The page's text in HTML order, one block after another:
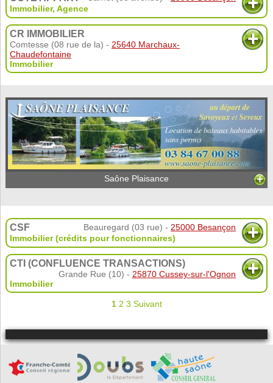
Immobilier, Agence
CR IMMOBILIER
Comtesse (08 rue de la) - 25640 Marchaux-
Chaudefontaine
Immobilier
Saône Plaisance
CSF Beauregard (03 rue) - 25000 Besançon
Immobilier (crédits pour fonctionnaires)
CTI (CONFLUENCE TRANSACTIONS)
Grande Rue (10) - 25870 Cussey-sur-l'Ognon
Immobilier
1 2 3 Suivant